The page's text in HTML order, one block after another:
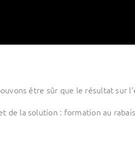
être sûr que le résultat sur
de la solution : formation au